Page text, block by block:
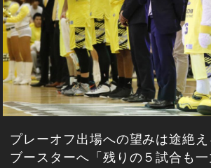
プレーオフ出場への望みは途絶え
ブースターへ「残りの５試合も